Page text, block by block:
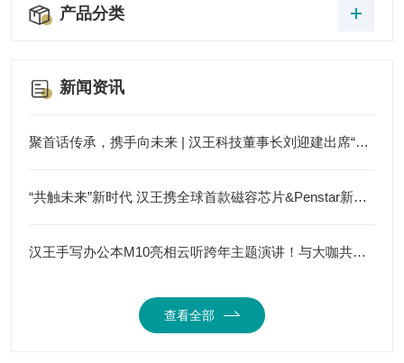
产品分类
新闻资讯
聚首话传承，携手向未来 | 汉王科技董事长刘迎建出席“中关村老领导、老企业家迎五一见面会”
“共触未来”新时代 汉王携全球首款磁容芯片&Penstar新品牌亮相CES 2025
汉王手写办公本M10亮相云听跨年主题演讲！与大咖共赴知识盛宴
查看全部